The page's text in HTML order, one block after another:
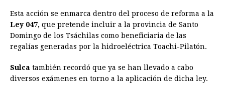
Esta acción se enmarca dentro del proceso de reforma a la
Ley 047, que pretende incluir a la provincia de Santo
Domingo de los Tsáchilas como beneficiaria de las
regalías generadas por la hidroeléctrica Toachi-Pilatón.
Sulca también recordó que ya se han llevado a cabo
diversos exámenes en torno a la aplicación de dicha ley.